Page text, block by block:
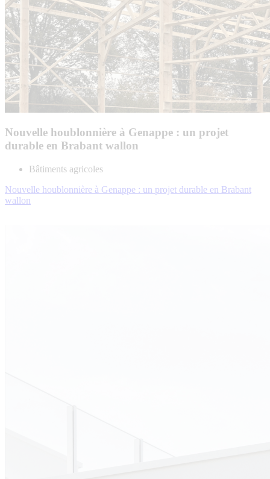
Nouvelle houblonnière à Genappe : un projet
durable en Brabant wallon
Bâtiments agricoles
Nouvelle houblonnière à Genappe : un projet durable en Brabant
wallon